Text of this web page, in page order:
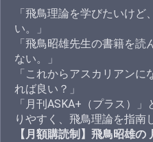
「飛鳥理論を学びたいけ
い。」
「飛鳥昭雄先生の書籍を
ない。」
「これからアスカリアン
れば良い？」
「月刊ASKA+（プラス）
りやすく、飛鳥理論を指南
【月額購読制】飛鳥昭雄の